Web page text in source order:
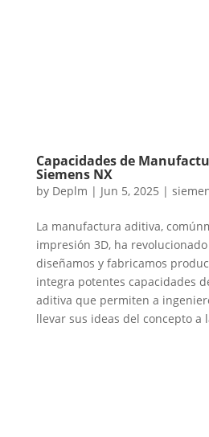
Capacidades de
Siemens NX
by Deplm | Jun 5, 2025 |
La manufactura aditiva,
impresión 3D, ha
diseñamos y fabricamos
integra potentes capacidades
aditiva que permiten a
llevar sus ideas del concepto a